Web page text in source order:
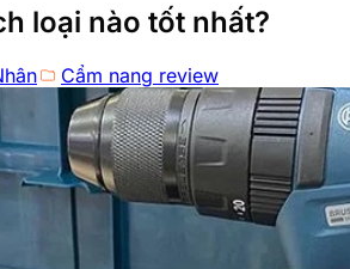
loại nào tốt nhất?
Cẩm nang review